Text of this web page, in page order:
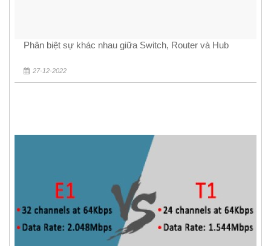
Phân biệt sự khác nhau giữa Switch, Router và Hub
27-12-2022